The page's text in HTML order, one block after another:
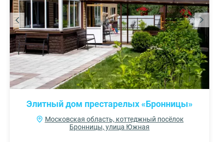
Элитный дом престарелых «Бронницы»
Московская область, коттеджный посёлок
Бронницы, улица Южная